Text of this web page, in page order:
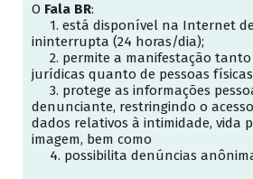
O Fala BR:
1. está disponível na Internet
ininterrupta (24 horas/dia);
2. permite a manifestação tanto
jurídicas quanto de pessoas
3. protege as informações
denunciante, restringindo o
dados relativos à intimidade, vida
imagem, bem como
4. possibilita denúncias